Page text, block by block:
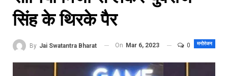
सिंह के थिरके पैर
मनोरंजन
By Jai Swatantra Bharat On Mar 6, 2023 0